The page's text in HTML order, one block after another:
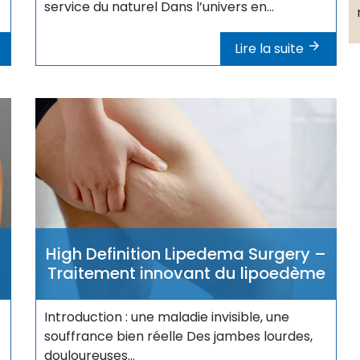
service du naturel Dans l’univers en...
Lire la suite
High Definition Lipedema Surgery –
Traitement innovant du lipoedème
Introduction : une maladie invisible, une
souffrance bien réelle Des jambes lourdes,
douloureuses...